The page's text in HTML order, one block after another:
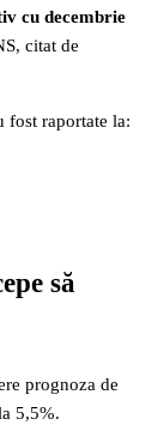
cu decembrie
citat de
fost raportate la:
să
prognoza de
5,5%.